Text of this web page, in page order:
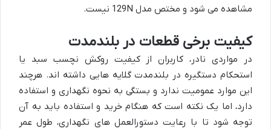
مشاهده می شود و مختص مدل 129N نیست.
کیفیت برخی قطعات در بلندمدت
در مواردی نادر، کاربران از کیفیت روکش نچسب سبد یا
استحکام دستگیره در بلندمدت گلایه هایی داشته اند. هرچند
این موارد عمومیت ندارد و بستگی به نحوه نگهداری و استفاده
دارد، اما یک نکته است که هنگام خرید و استفاده باید به آن
توجه شود تا با رعایت دستورالعمل های نگهداری، طول عمر